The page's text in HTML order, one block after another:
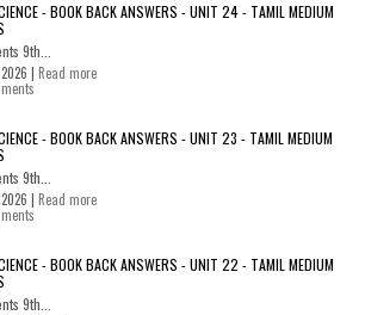
- BOOK BACK ANSWERS - UNIT 24 - TAMIL MEDIUM
9th...
| Read more
- BOOK BACK ANSWERS - UNIT 23 - TAMIL MEDIUM
9th...
| Read more
- BOOK BACK ANSWERS - UNIT 22 - TAMIL MEDIUM
9th...